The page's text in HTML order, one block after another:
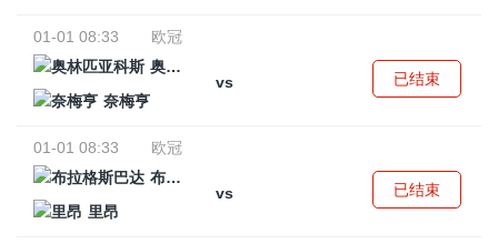
01-01 08:33
欧冠
奥林匹亚科斯
vs
奈梅亨
已结束
01-01 08:33
欧冠
布拉格斯巴达
vs
里昂
已结束